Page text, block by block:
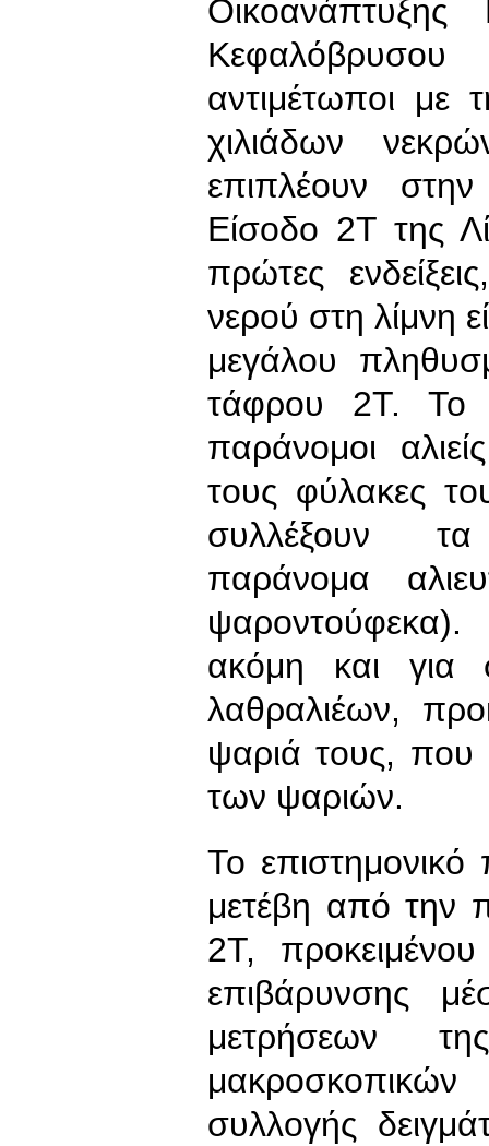
αντιμέτωποι με
χιλιάδων
επιπλέουν
Είσοδο 2Τ της
πρώτες
νερού στη λίμνη
μεγάλου
τάφρου 2Τ. Το
παράνομοι
τους φύλακες
συλλέξουν
παράνομα
ακόμη και για
λαθραλιέων,
ψαριά τους, που
των ψαριών.
Το
μετέβη από την
2Τ,
επιβάρυνσης
μετρήσεων
συλλογής